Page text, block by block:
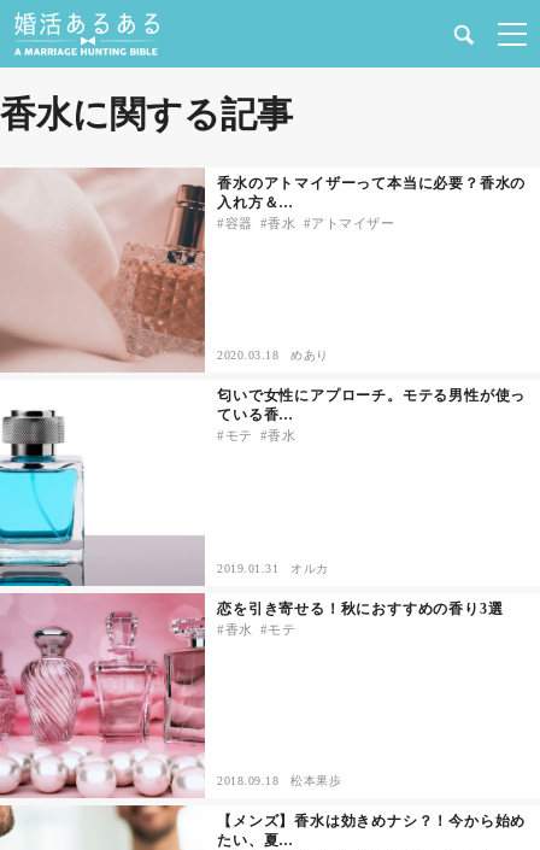
健康
合コン・街コン
マッチングアプリ
結婚相談所
あるある
その他
ドキドキ
仕事とキャリア
特集
香水に関する記事
香水のアトマイザーって本当に必要？香水の
入れ方＆…
容器 香水 アトマイザー
2020.03.18 めあり
匂いで女性にアプローチ。モテる男性が使っ
ている香…
モテ 香水
2019.01.31 オルカ
恋を引き寄せる！秋におすすめの香り3選
香水 モテ
2018.09.18 松本果歩
【メンズ】香水は効きめナシ？！今から始め
たい、夏…